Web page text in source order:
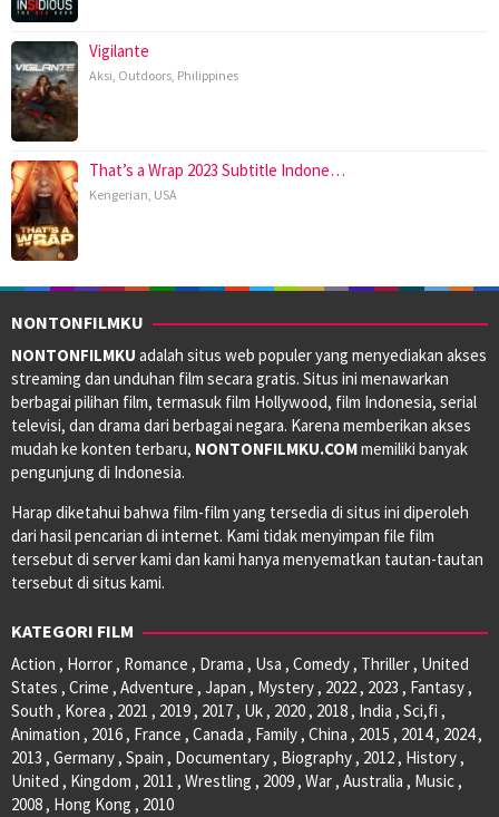
Vigilante
Aksi, Outdoors, Philippines
That’s a Wrap 2023 Subtitle Indone…
Kengerian, USA
NONTONFILMKU
NONTONFILMKU adalah situs web populer yang menyediakan akses
streaming dan unduhan film secara gratis. Situs ini menawarkan
berbagai pilihan film, termasuk film Hollywood, film Indonesia, serial
televisi, dan drama dari berbagai negara. Karena memberikan akses
mudah ke konten terbaru, NONTONFILMKU.COMmemiliki banyak
pengunjung di Indonesia.
Harap diketahui bahwa film-film yang tersedia di situs ini diperoleh
dari hasil pencarian di internet. Kami tidak menyimpan file film
tersebut di server kami dan kami hanya menyematkan tautan-tautan
tersebut di situs kami.
KATEGORI FILM
Action , Horror , Romance , Drama , Usa , Comedy , Thriller , United
States , Crime , Adventure , Japan , Mystery , 2022 , 2023 , Fantasy ,
South , Korea , 2021 , 2019 , 2017 , Uk , 2020 , 2018 , India , Sci,fi ,
Animation , 2016 , France , Canada , Family , China , 2015 , 2014 , 2024 ,
2013 , Germany , Spain , Documentary , Biography , 2012 , History ,
United , Kingdom , 2011 , Wrestling , 2009 , War , Australia , Music ,
2008 , Hong Kong , 2010